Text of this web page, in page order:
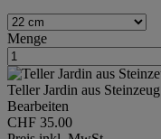
Menge
Teller Jardin aus Steinzeug
Bearbeiten
CHF 35.00